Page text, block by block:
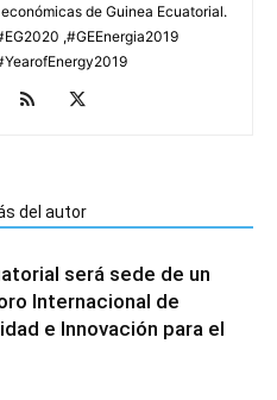
de Guinea Ecuatorial.
,#GEEnergia2019
del autor
será sede de un
Internacional de
e Innovación para el